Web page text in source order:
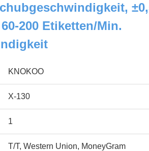
200 Etiketten/Min.
KNOKOO
X-130
1
T/T, Western Union, MoneyGram